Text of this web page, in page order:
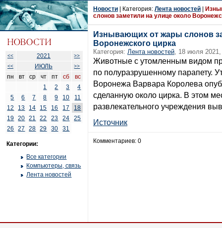
<< 2021
>>
<<
ИЮЛЬ >>
пн вт ср чт пт сб
вс
1
2 3
4
5
6 7 8 9 10
11
12
13 14 15 16 17
18
19
20 21 22 23 24
25
26
27 28 29 30 31
Категории:
Все категории
Компьютеры, связь
Лента новостей
Новости | Категория: Лента новостей
слонов заметили на улице около
Изнывающих от жары слонов
Воронежского цирка
Категория: Лента новостей, 18 июля
Животные с утомленным видом
по полуразрушенному парапету.
Воронежа Варвара Королева
сделанную около цирка. В этом
развлекательного учреждения
Источник
Комментариев: 0